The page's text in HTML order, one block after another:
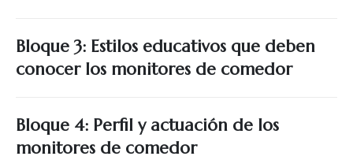
Bloque 3: Estilos educativos que deben
conocer los monitores de comedor
Bloque 4: Perfil y actuación de los
monitores de comedor